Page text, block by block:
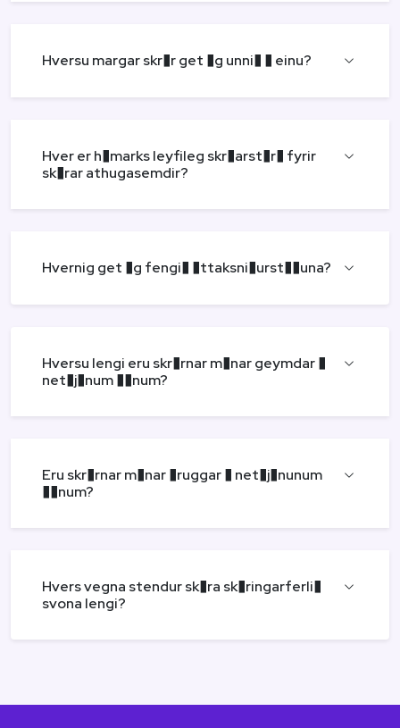
Hversu margar skr�r get �g unni� � einu?
Hver er h�marks leyfileg skr�arst�r� fyrir
sk�rar athugasemdir?
Hvernig get �g fengi� �ttaksni�urst��una?
Hversu lengi eru skr�rnar m�nar geymdar �
net�j�num ��num?
Eru skr�rnar m�nar �ruggar � net�j�nunum
��num?
Hvers vegna stendur sk�ra sk�ringarferli�
svona lengi?